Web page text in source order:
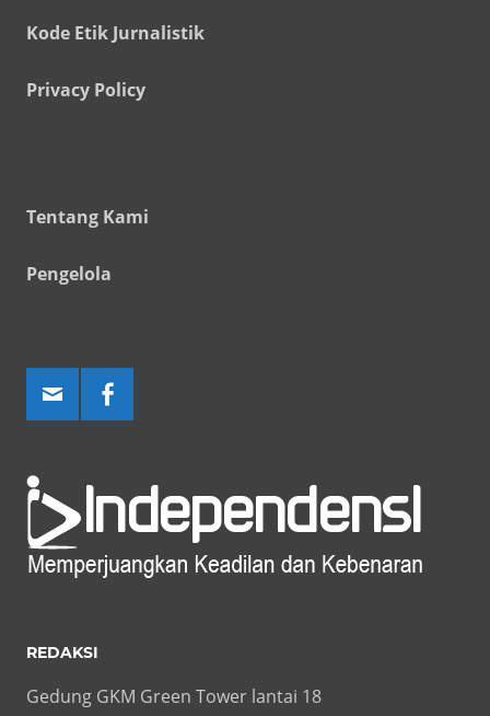
Kode Etik Jurnalistik
Privacy Policy
Tentang Kami
Pengelola
REDAKSI
Gedung GKM Green Tower lantai 18